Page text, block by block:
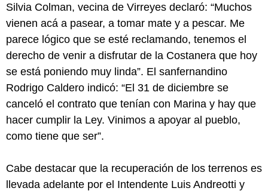
Silvia Colman, vecina de Virreyes declaró: “Muchos
vienen acá a pasear, a tomar mate y a pescar. Me
parece lógico que se esté reclamando, tenemos el
derecho de venir a disfrutar de la Costanera que hoy
se está poniendo muy linda”. El sanfernandino
Rodrigo Caldero indicó: “El 31 de diciembre se
canceló el contrato que tenían con Marina y hay que
hacer cumplir la Ley. Vinimos a apoyar al pueblo,
como tiene que ser”.
Cabe destacar que la recuperación de los terrenos es
llevada adelante por el Intendente Luis Andreotti y